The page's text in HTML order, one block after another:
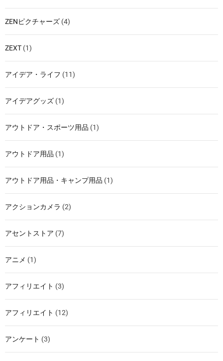
ZENピクチャーズ (4)
ZEXT (1)
アイデア・ライフ (11)
アイデアグッズ (1)
アウトドア・スポーツ用品 (1)
アウトドア用品 (1)
アウトドア用品・キャンプ用品 (1)
アクションカメラ (2)
アセントストア (7)
アニメ (1)
アフィリエイト (3)
アフィリエイト (12)
アンケート (3)